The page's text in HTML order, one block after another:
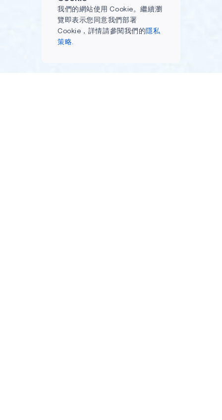
我們的網站使用 Cookie。繼續瀏
覽即表示您同意我們部署
Cookie，詳情請參閱我們的隱私
策略.